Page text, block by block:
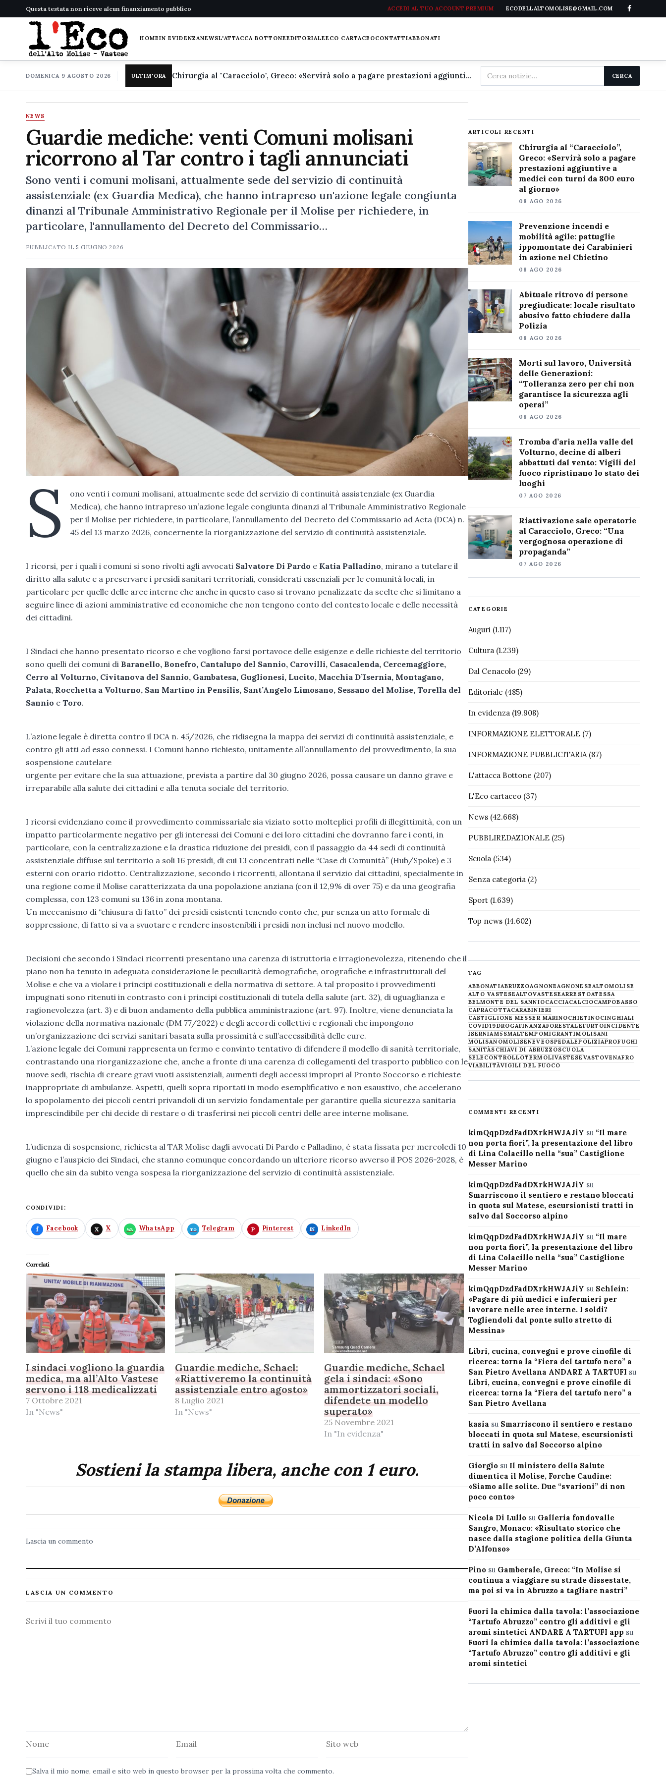
Questa testata non riceve alcun finanziamento pubblico ACCEDI AL TUO ACCOUNT PREMIUM ECODELLALTOMOLISE@GMAIL.COM
HOMEIN EVIDENZANEWSL'ATTACCA BOTTONEEDITORIALEECO CARTACEOCONTATTIABBONATI
DOMENICA 9 AGOSTO 2026 ULTIM'ORA Chirurgia al "Caracciolo", Greco: «Servirà solo a pagare prestazioni aggiuntive a medici con turni da 800 euro al giorno»
Cerca
nel
CERCA
NEWS
Guardie mediche: venti Comuni molisani
ricorrono al Tar contro i tagli annunciati
Sono venti i comuni molisani, attualmente sede del servizio di continuità
assistenziale (ex Guardia Medica), che hanno intrapreso un'azione legale congiunta
dinanzi al Tribunale Amministrativo Regionale per il Molise per richiedere, in
particolare, l'annullamento del Decreto del Commissario…
PUBBLICATO IL5 GIUGNO 2026
S
ono venti i comuni molisani, attualmente sede del servizio di continuità assistenziale (ex Guardia
Medica), che hanno intrapreso un’azione legale congiunta dinanzi al Tribunale Amministrativo Regionale
per il Molise per richiedere, in particolare, l’annullamento del Decreto del Commissario ad Acta (DCA) n.
45 del 13 marzo 2026, concernente la riorganizzazione del servizio di continuità assistenziale.
I ricorsi, per i quali i comuni si sono rivolti agli avvocati Salvatore Di Pardo e Katia Palladino, mirano a tutelare il
diritto alla salute e a preservare i presidi sanitari territoriali, considerati essenziali per le comunità locali, in
particolare per quelle delle aree interne che anche in questo caso si trovano penalizzate da scelte che si limitano a
seguire linee di azioni amministrative ed economiche che non tengono conto del contesto locale e delle necessità
dei cittadini.
I Sindaci che hanno presentato ricorso e che vogliono farsi portavoce delle esigenze e delle richieste del territorio
sono quelli dei comuni di Baranello, Bonefro, Cantalupo del Sannio, Carovilli, Casacalenda, Cercemaggiore,
Cerro al Volturno, Civitanova del Sannio, Gambatesa, Guglionesi, Lucito, Macchia D’Isernia, Montagano,
Palata, Rocchetta a Volturno, San Martino in Pensilis, Sant’Angelo Limosano, Sessano del Molise, Torella del
Sannio e Toro.
L’azione legale è diretta contro il DCA n. 45/2026, che ridisegna la mappa dei servizi di continuità assistenziale, e
contro gli atti ad esso connessi. I Comuni hanno richiesto, unitamente all’annullamento del provvedimento, la sua
sospensione cautelare
urgente per evitare che la sua attuazione, prevista a partire dal 30 giugno 2026, possa causare un danno grave e
irreparabile alla salute dei cittadini e alla tenuta sociale del territorio.
I ricorsi evidenziano come il provvedimento commissariale sia viziato sotto molteplici profili di illegittimità, con un
impatto particolarmente negativo per gli interessi dei Comuni e dei loro cittadini che dovranno fare i conti, in
particolare, con la centralizzazione e la drastica riduzione dei presidi, con il passaggio da 44 sedi di continuità
assistenziale diffuse sul territorio a soli 16 presidi, di cui 13 concentrati nelle “Case di Comunità” (Hub/Spoke) e 3
esterni con orario ridotto. Centralizzazione, secondo i ricorrenti, allontana il servizio dai cittadini, specialmente in
una regione come il Molise caratterizzata da una popolazione anziana (con il 12,9% di over 75) e da una geografia
complessa, con 123 comuni su 136 in zona montana.
Un meccanismo di “chiusura di fatto” dei presidi esistenti tenendo conto che, pur senza un atto formale di
soppressione, di fatto si va a svuotare e rendere insostenibili i presidi non inclusi nel nuovo modello.
Decisioni che secondo i Sindaci ricorrenti presentano una carenza di istruttoria e irragionevolezza, ritenendo che il
piano non ha tenuto in adeguata considerazione le peculiarità demografiche, orografiche e infrastrutturali del
Molise e che va a violare i principi costituzionali e della normativa di settore. A tal proposito i provvedimenti
impugnati sono ritenuti in contrasto con i principi costituzionali di tutela della salute (art. 32), di uguaglianza e
ragionevolezza (art. 3) e di buon andamento della pubblica amministrazione (art. 97). Inoltre, viene denunciata la
violazione della normativa nazionale (DM 77/2022) e degli accordi collettivi e regionali che impongono
un’organizzazione dei servizi sanitari basata sulla prossimità e sull’accessibilità delle cure.
L’azione legale dei Comuni rappresenta un fermo e convinto tentativo di difendere il modello di sanità territoriale,
contrastando una riorganizzazione che, anche a fronte di una carenza di collegamenti del trasporto pubblico con le
nuove sedi, rischia di creare gravi vuoti assistenziali, aumenti degli accessi impropri al Pronto Soccorso e richieste
inappropriate di ambulanze. Aspetti, quelli sopra riportati in modo esemplificativo e non esaustivo, che accelerano
lo spopolamento dei piccoli centri privandoli di un servizio fondamentale per garantire quella sicurezza sanitaria
imprescindibile per chi decide di restare o di trasferirsi nei piccoli centri delle aree interne molisane.
L’udienza di sospensione, richiesta al TAR Molise dagli avvocati Di Pardo e Palladino, è stata fissata per mercoledì 10
giugno e l’auspicio dei Sindaci, che stanno comunque concordando un ulteriore ricorso avverso il POS 2026-2028, è
quello che sin da subito venga sospesa la riorganizzazione del servizio di continuità assistenziale.
CONDIVIDI:
Facebook X WhatsApp Telegram Pinterest LinkedIn
Correlati
I sindaci vogliono la guardia
medica, ma all’Alto Vastese
servono i 118 medicalizzati
7 Ottobre 2021
In "News"
Guardie mediche, Schael:
«Riattiveremo la continuità
assistenziale entro agosto»
8 Luglio 2021
In "News"
Guardie mediche, Schael
gela i sindaci: «Sono
ammortizzatori sociali,
difendete un modello
superato»
25 Novembre 2021
In "In evidenza"
Sostieni la stampa libera, anche con 1 euro.
Lascia un commento
LASCIA UN COMMENTO
Commento
Salva il mio nome, email e sito web in questo browser per la prossima volta che commento.
ARTICOLI RECENTI
Chirurgia al “Caracciolo”,
Greco: «Servirà solo a pagare
prestazioni aggiuntive a
medici con turni da 800 euro
al giorno»
08 AGO 2026
Prevenzione incendi e
mobilità agile: pattuglie
ippomontate dei Carabinieri
in azione nel Chietino
08 AGO 2026
Abituale ritrovo di persone
pregiudicate: locale risultato
abusivo fatto chiudere dalla
Polizia
08 AGO 2026
Morti sul lavoro, Università
delle Generazioni:
“Tolleranza zero per chi non
garantisce la sicurezza agli
operai”
08 AGO 2026
Tromba d’aria nella valle del
Volturno, decine di alberi
abbattuti dal vento: Vigili del
fuoco ripristinano lo stato dei
luoghi
07 AGO 2026
Riattivazione sale operatorie
al Caracciolo, Greco: “Una
vergognosa operazione di
propaganda”
07 AGO 2026
CATEGORIE
Auguri(1.117)
Cultura(1.239)
Dal Cenacolo(29)
Editoriale (485)
In evidenza(19.908)
INFORMAZIONE ELETTORALE(7)
INFORMAZIONE PUBBLICITARIA(87)
L'attacca Bottone (207)
L'Eco cartaceo(37)
News(42.668)
PUBBLIREDAZIONALE(25)
Scuola(534)
Senza categoria(2)
Sport(1.639)
Top news(14.602)
TAG
ABBONATIABRUZZOAGNONEAGNONESEALTOMOLISE
ALTO VASTESEALTOVASTESEARRESTOATESSA
BELMONTE DEL SANNIOCACCIACALCIOCAMPOBASSO
CAPRACOTTACARABINIERI
CASTIGLIONE MESSER MARINOCHIETINOCINGHIALI
COVID19DROGAFINANZAFORESTALEFURTOINCIDENTE
ISERNIAM5SMALTEMPOMIGRANTIMOLISANI
MOLISANOMOLISENEVE OSPEDALEPOLIZIAPROFUGHI
SANITÀSCHIAVI DI ABRUZZOSCUOLA
SELECONTROLLOTERMOLIVASTESE VASTOVENAFRO
VIABILITÀVIGILI DEL FUOCO
COMMENTI RECENTI
kimQqpDzdFadDXrkHWJAJiY su “Il mare
non porta fiori”, la presentazione del libro
di Lina Colacillo nella “sua” Castiglione
Messer Marino
kimQqpDzdFadDXrkHWJAJiY su
Smarriscono il sentiero e restano bloccati
in quota sul Matese, escursionisti tratti in
salvo dal Soccorso alpino
kimQqpDzdFadDXrkHWJAJiY su “Il mare
non porta fiori”, la presentazione del libro
di Lina Colacillo nella “sua” Castiglione
Messer Marino
kimQqpDzdFadDXrkHWJAJiY su Schlein:
«Pagare di più medici e infermieri per
lavorare nelle aree interne. I soldi?
Togliendoli dal ponte sullo stretto di
Messina»
Libri, cucina, convegni e prove cinofile di
ricerca: torna la “Fiera del tartufo nero” a
San Pietro Avellana ANDARE A TARTUFI su
Libri, cucina, convegni e prove cinofile di
ricerca: torna la “Fiera del tartufo nero” a
San Pietro Avellana
kasia su Smarriscono il sentiero e restano
bloccati in quota sul Matese, escursionisti
tratti in salvo dal Soccorso alpino
Giorgiosu Il ministero della Salute
dimentica il Molise, Forche Caudine:
«Siamo alle solite. Due “svarioni” di non
poco conto»
Nicola Di Lullosu Galleria fondovalle
Sangro, Monaco: «Risultato storico che
nasce dalla stagione politica della Giunta
D’Alfonso»
Pinosu Gamberale, Greco: “In Molise si
continua a viaggiare su strade dissestate,
ma poi si va in Abruzzo a tagliare nastri”
Fuori la chimica dalla tavola: l’associazione
“Tartufo Abruzzo” contro gli additivi e gli
aromi sintetici ANDARE A TARTUFI app su
Fuori la chimica dalla tavola: l’associazione
“Tartufo Abruzzo” contro gli additivi e gli
aromi sintetici